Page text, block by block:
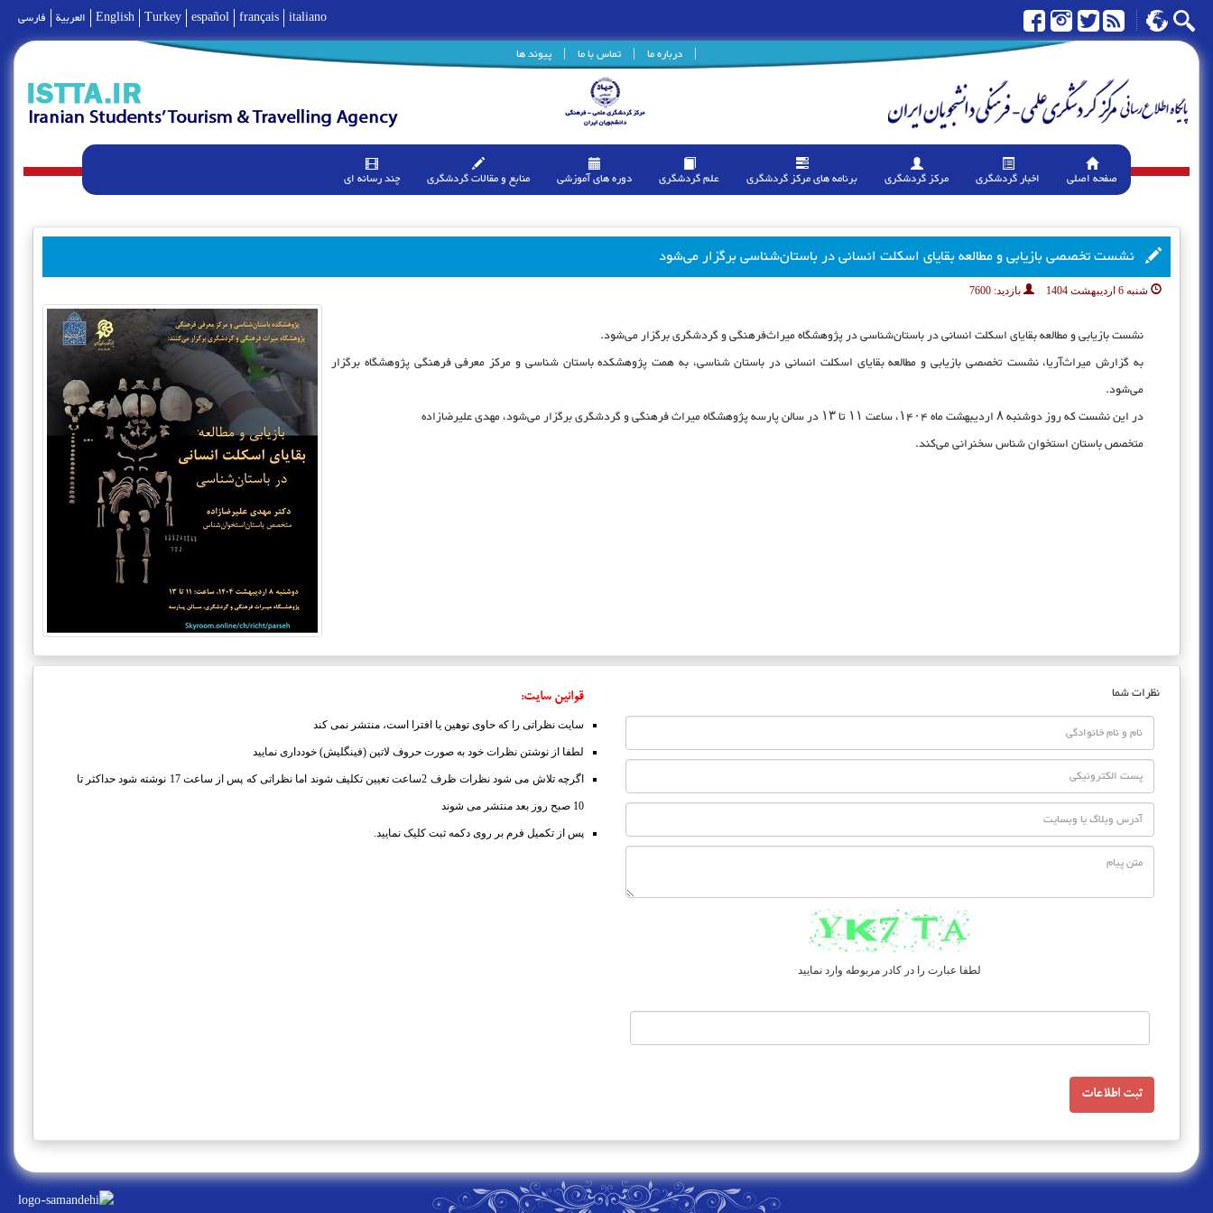
فارسی العربية English Turkey español français italiano
درباره ما
| تماس با ما | پیوند ها |
صفحه اصلی اخبار گردشگری مرکز گردشگری برنامه های مرکز گردشگری علم گردشگری دوره های آموزشی منابع و مقالات گردشگری چند رسانه ای
نشست تخصصی بازیابی و مطالعه بقایای اسکلت انسانی در باستان‌شناسی برگزار می‌شود
شنبه 6 اردیبهشت 1404 بازدید: 7600
نشست بازیابی و مطالعه بقایای اسکلت انسانی در باستان‌شناسی در پژوهشگاه میراث‌فرهنگی و گردشگری برگزار می‌شود.
به گزارش میراث‌آریا، نشست تخصصی بازیابی و مطالعه بقایای اسکلت انسانی در باستان شناسی، به همت پژوهشکده باستان شناسی و مرکز معرفی فرهنگی پژوهشگاه برگزار
می‌شود.
در این نشست که روز دوشنبه ۸ اردیبهشت ماه ۱۴۰۴، ساعت ۱۱ تا ۱۳ در سالن پارسه پژوهشگاه میراث فرهنگی و گردشگری برگزار می‌شود، مهدی علیرضازاده
متخصص باستان استخوان شناس سخنرانی می‌کند.
نظرات شما
لطفا عبارت را در کادر مربوطه وارد نمایید
قوانین سایت:
سایت نظراتی را که حاوی توهین یا افترا است، منتشر نمی کند
لطفا از نوشتن نظرات خود به صورت حروف لاتین (فینگلیش) خودداری نمایید
اگرچه تلاش می شود نظرات ظرف 2ساعت تعیین تکلیف شوند اما نظراتی که پس از ساعت 17 نوشته شود حداکثر تا
10 صبح روز بعد منتشر می شوند
پس از تکمیل فرم بر روی دکمه ثبت کلیک نمایید.